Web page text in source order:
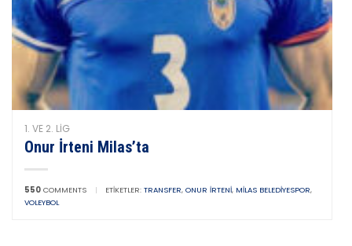
1. VE 2. LIG
Onur İrteni Milas’ta
550 COMMENTS | ETIKETLER: TRANSFER, ONUR İRTENI, MILAS BELEDIYESPOR,
VOLEYBOL